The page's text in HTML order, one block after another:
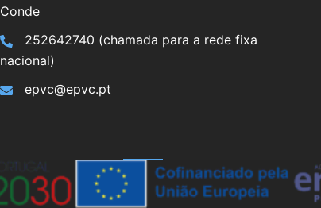
Conde
252642740 (chamada para a rede fixa
nacional)
epvc@epvc.pt